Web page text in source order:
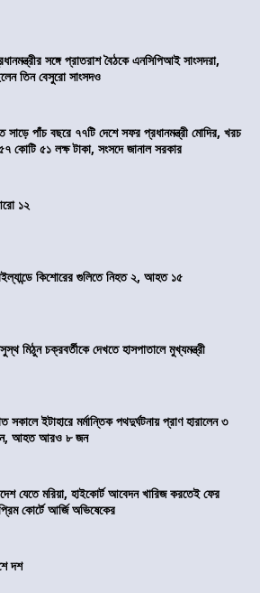
সঙ্গে প্রাতরাশ বৈঠকে এনসিপিআই সাংসদরা,
তিন বেসুরো সাংসদও
সাড়ে পাঁচ বছরে ৭৭টি দেশে সফর প্রধানমন্ত্রী মোদির, খরচ
কোটি ৫১ লক্ষ টাকা, সংসদে জানাল সরকার
১২
কিশোরের গুলিতে নিহত ২, আহত ১৫
মিঠুন চক্রবর্তীকে দেখতে হাসপাতালে মুখ্যমন্ত্রী
সকালে ইটাহারে মর্মান্তিক পথদুর্ঘটনায় প্রাণ হারালেন ৩
আহত আরও ৮ জন
যেতে মরিয়া, হাইকোর্ট আবেদন খারিজ করতেই ফের
কোর্টে আর্জি অভিষেকের
দশ